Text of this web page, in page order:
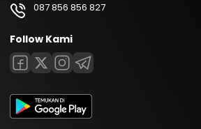
087 856 856 827
Follow Kami